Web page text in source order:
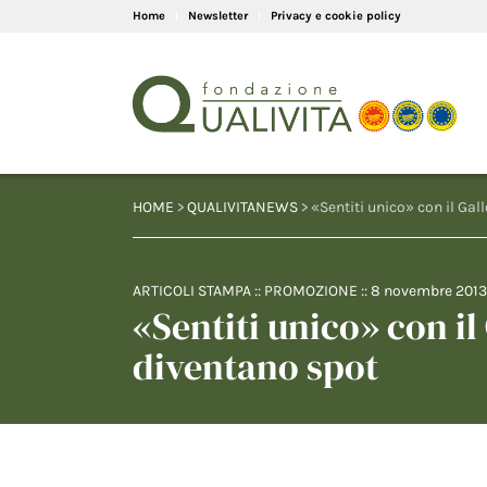
Home Newsletter Privacy e cookie policy
HOME >QUALIVITANEWS > «Sentiti unico» con il
ARTICOLI STAMPA :: PROMOZIONE ::8 novembre 2013
«Sentiti unico» con
diventano spot